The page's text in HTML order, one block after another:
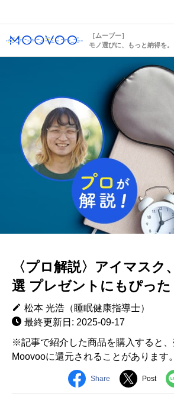
［ムーブー］
モノ選びに、もっと納得を。
〈プロ解説〉アイマスク
選 プレゼントにもぴった
松本 光浩（睡眠健康指導士）
最終更新日: 2025-09-17
※記事で紹介した商品を購入すると
Moovooに還元されることがあります。
Share Post